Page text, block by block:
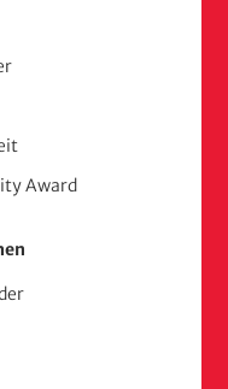
Award